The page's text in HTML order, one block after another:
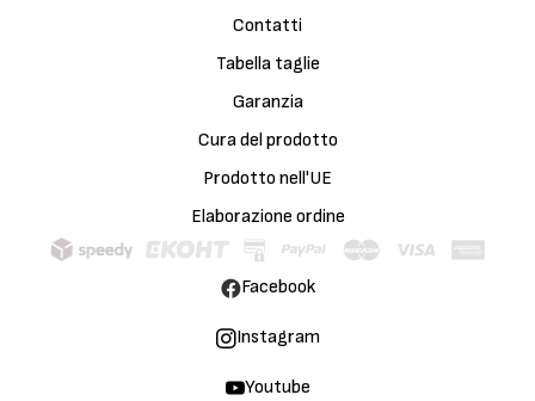
Contatti
Tabella taglie
Garanzia
Cura del prodotto
Prodotto nell'UE
Elaborazione ordine
Facebook
Instagram
Youtube